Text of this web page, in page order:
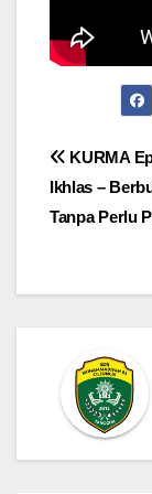
pos
KURMA
Ikhlas –
Tanpa Perlu